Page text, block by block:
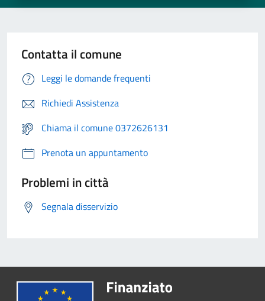
Contatta il comune
Leggi le domande frequenti
Richiedi Assistenza
Chiama il comune 0372626131
Prenota un appuntamento
Problemi in città
Segnala disservizio